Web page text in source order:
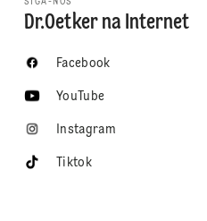
Dr.Oetker na Internet
Facebook
YouTube
Instagram
Tiktok